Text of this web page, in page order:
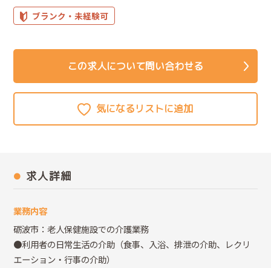
ブランク・未経験可
この求人について問い合わせる
求人詳細
業務内容
砺波市：老人保健施設での介護業務
●利用者の日常生活の介助（食事、入浴、排泄の介助、レクリ
エーション・行事の介助）